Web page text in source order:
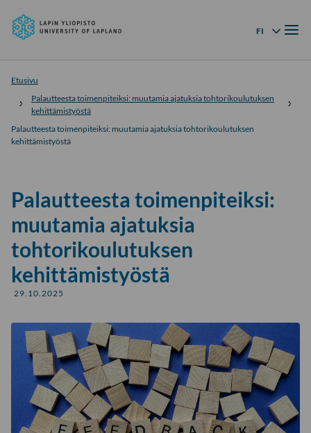
Siirry
suoraan
yliopisto
FI
Kielivalikko
Etusivu
Palautteesta toimenpiteiksi: muutamia ajatuksia tohtorikoulutuksen
kehittämistyöstä
Palautteesta toimenpiteiksi: muutamia ajatuksia tohtorikoulutuksen
kehittämistyöstä
Palautteesta toimenpiteiksi:
muutamia ajatuksia
tohtorikoulutuksen
kehittämistyöstä
29.10.2025